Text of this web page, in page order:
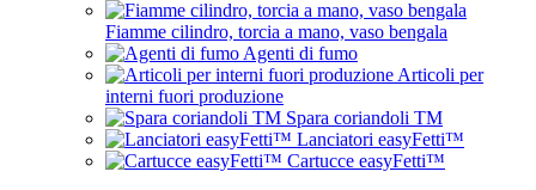
Fiamme cilindro, torcia a mano, vaso bengala
Agenti di fumo
Articoli per
interni fuori produzione
Spara coriandoli TM
Lanciatori easyFetti™
Cartucce easyFetti™